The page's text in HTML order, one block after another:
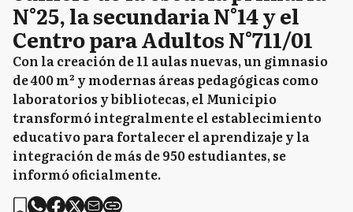
N°25, la secundaria N°14 y el
Centro para Adultos N°711/01
Con la creación de 11 aulas nuevas, un gimnasio
de 400 m² y modernas áreas pedagógicas como
laboratorios y bibliotecas, el Municipio
transformó integralmente el establecimiento
educativo para fortalecer el aprendizaje y la
integración de más de 950 estudiantes, se
informó oficialmente.